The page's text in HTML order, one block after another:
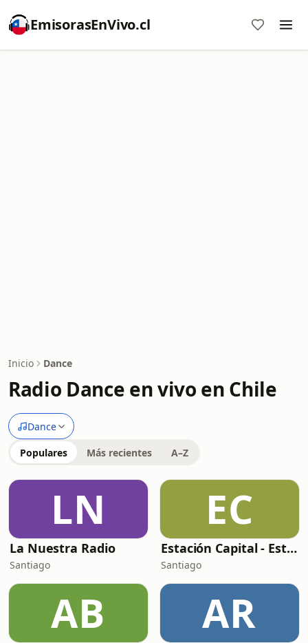
EmisorasEnVivo.cl
Inicio Dance
Radio Dance en vivo en Chile
Dance
Populares Más recientes A–Z
LN
La Nuestra Radio
Santiago
EC
Estación Capital - Estación 2000
Santiago
AB AR